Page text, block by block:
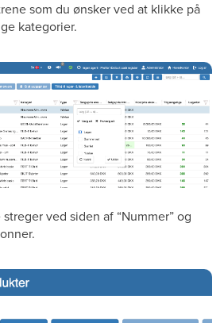
som du ønsker ved at klikke på
kategorier.
ved siden af “Nummer” og